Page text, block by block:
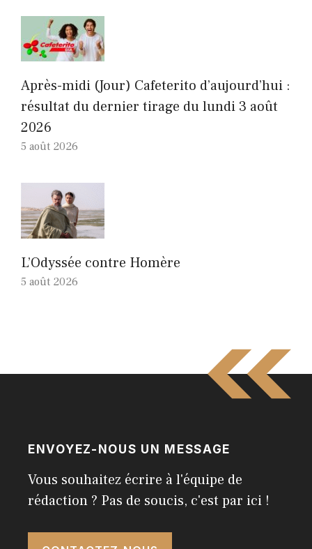
Après-midi (Jour) Cafeterito d’aujourd’hui :
résultat du dernier tirage du lundi 3 août
2026
5 août 2026
L’Odyssée contre Homère
5 août 2026
ENVOYEZ-NOUS UN MESSAGE
Vous souhaitez écrire à l'équipe de
rédaction ? Pas de soucis, c'est par ici !